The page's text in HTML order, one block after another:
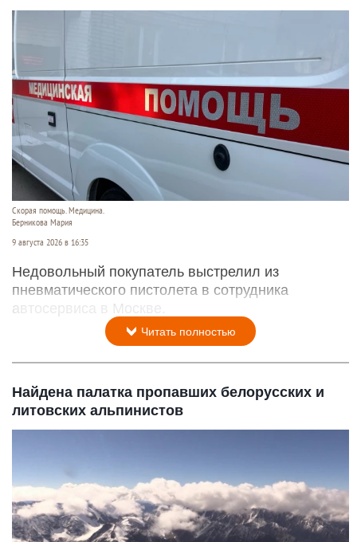
Скорая помощь. Медицина.
Берникова Мария
9 августа 2026 в 16:35
Недовольный покупатель выстрелил из
пневматического пистолета в сотрудника
автосервиса в Москве.
Читать полностью
Найдена палатка пропавших белорусских и
литовских альпинистов